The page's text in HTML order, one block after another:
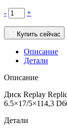
- +
Купить сейчас
Описание
Детали
Описание
Диск Replay
6.5×17/5×114,3
Детали